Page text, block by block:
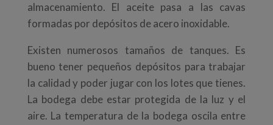
almacenamiento. El aceite pasa a las cavas
formadas por depósitos de acero inoxidable.
Existen numerosos tamaños de tanques. Es
bueno tener pequeños depósitos para trabajar
la calidad y poder jugar con los lotes que tienes.
La bodega debe estar protegida de la luz y el
aire. La temperatura de la bodega oscila entre